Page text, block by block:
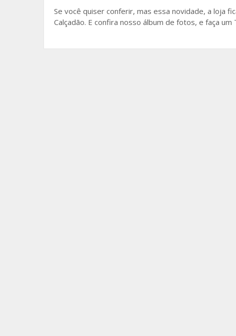
Se você quiser conferir, mas essa novidade, a loja
Calçadão. E confira nosso álbum de fotos, e faça um